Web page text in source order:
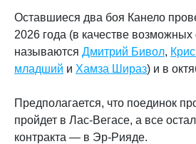
Оставшиеся два боя Канело
2026 года (в качестве возможных
называются Дмитрий Бивол,
младший и Хамза Шираз) и в
Предполагается, что поединок
пройдет в Лас-Вегасе, а все
контракта — в Эр-Рияде.